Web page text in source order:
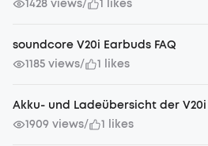
1428 views/ 1 likes
soundcore V20i Earbuds FAQ
1185 views/ 1 likes
Akku- und Ladeübersicht der
1909 views/ 1 likes